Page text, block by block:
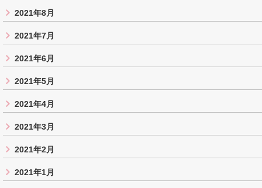
2021年8月
2021年7月
2021年6月
2021年5月
2021年4月
2021年3月
2021年2月
2021年1月